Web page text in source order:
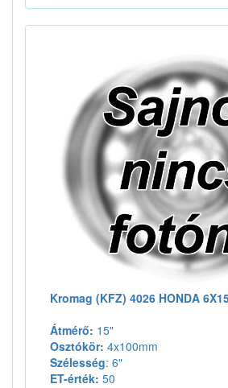
Kromag (KFZ) 4026 HONDA
Átmérő: 15"
Osztókör: 4x100mm
Szélesség: 6"
ET-érték: 50